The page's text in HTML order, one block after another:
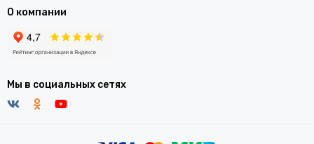
О компании
Мы в социальных сетях